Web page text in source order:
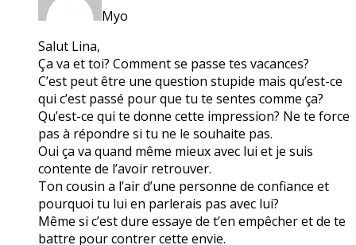
Myo
Salut Lina,
Ça va et toi? Comment se passe tes vacances?
C’est peut être une question stupide mais qu’est-ce
qui c’est passé pour que tu te sentes comme ça?
Qu’est-ce qui te donne cette impression? Ne te force
pas à répondre si tu ne le souhaite pas.
Oui ça va quand même mieux avec lui et je suis
contente de l’avoir retrouver.
Ton cousin a l’air d’une personne de confiance et
pourquoi tu lui en parlerais pas avec lui?
Même si c’est dure essaye de t’en empêcher et de te
battre pour contrer cette envie.